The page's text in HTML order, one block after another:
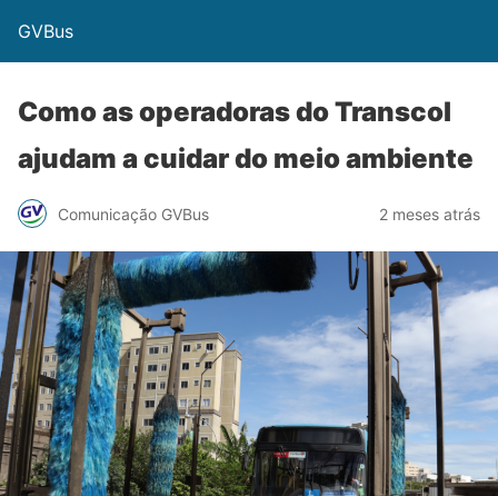
GVBus
Como as operadoras do Transcol
ajudam a cuidar do meio ambiente
Comunicação GVBus 2 meses atrás